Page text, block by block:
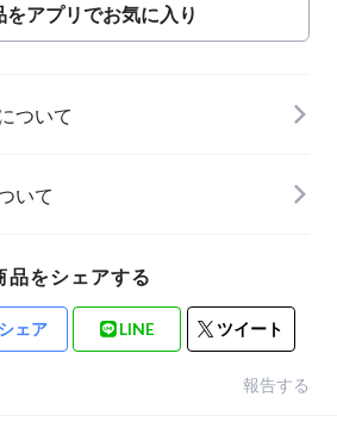
をアプリでお気に入り
ついて
いて
品をシェアする
シェア LINE ツイート
報告する